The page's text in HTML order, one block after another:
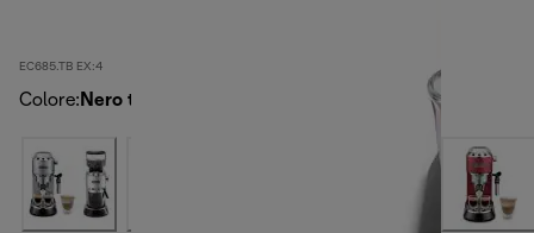
EC685.TB EX:4
Colore: Nero titanio